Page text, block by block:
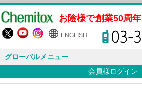
お陰様で創業50周年
ENGLISH
グローバルメニュー
会員様ログイン